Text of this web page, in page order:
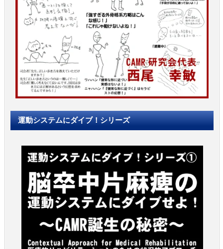
運動システムにダイブ！シリーズ